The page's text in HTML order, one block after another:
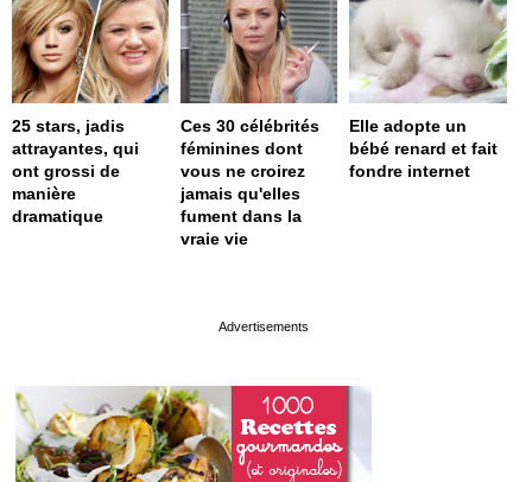
25 stars, jadis
attrayantes, qui
ont grossi de
manière
dramatique
Ces 30 célébrités
féminines dont
vous ne croirez
jamais qu'elles
fument dans la
vraie vie
Elle adopte un
bébé renard et fait
fondre internet